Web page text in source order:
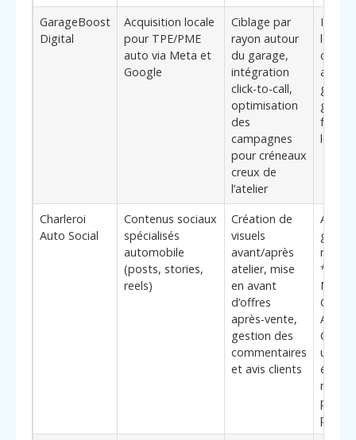
GarageBoost
Digital
Acquisition locale
pour TPE/PME
auto via Meta et
Google
Ciblage par
rayon autour
du garage,
intégration
click-to-call,
optimisation
des
campagnes
pour créneaux
creux de
l’atelier
les
fort
locale
Charleroi
Auto Social
Contenus sociaux
spécialisés
automobile
(posts, stories,
reels)
Création de
visuels
avant/après
atelier, mise
en avant
d’offres
après-vente,
gestion des
commentaires
et avis clients
Meta
une
par la
pure